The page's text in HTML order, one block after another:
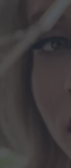
che vuoi
un progetto di
ampie e
tutte: la pelle
anche la